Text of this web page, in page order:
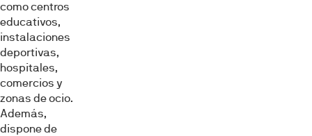
como centros
educativos,
instalaciones
deportivas,
hospitales,
comercios y
zonas de ocio.
Además,
dispone de